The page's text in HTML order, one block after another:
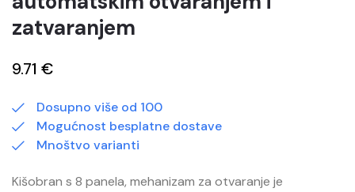
zatvaranjem
9.71 €
Dosupno više od 100
Mogućnost besplatne dostave
Mnoštvo varianti
Kišobran s 8 panela, mehanizam za otvaranje je